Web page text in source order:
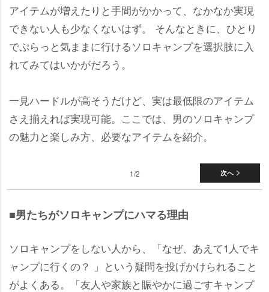
アイテムが増えたりと手間がかかって、なかなか実現
できない人も少なくないはず。 そんなときに、ひとり
でぷらっと気ままに行けるソロキャンプを選択肢に入
れてみてはいかがだろう。
一見ハードルが高そうだけど、実は最低限のアイテム
さえ揃えれば実現可能。ここでは、男のソロキャンプ
の魅力と楽しみ方、必要なアイテムを紹介。
次へ
1/2
■男たちがソロキャンプにハマる理由
ソロキャンプをしない人から、「なぜ、あえて1人でキ
ャンプに行くの？ 」という疑問を投げかけられること
がよくある。「友人や家族と賑やかに過ごすキャンプ